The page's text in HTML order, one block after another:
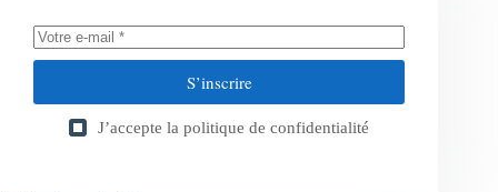
S’inscrire
J’accepte la politique de confidentialité